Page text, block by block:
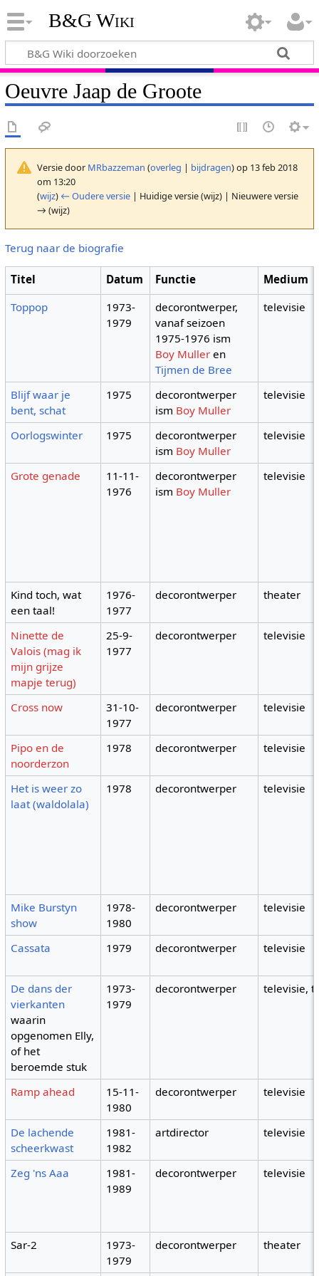
B&G Wiki
Oeuvre Jaap de Groote
Versie door MRbazzeman (overleg | bijdragen)op 13 feb 2018
om 13:20
(wijz) ← Oudere versie| Huidige versie (wijz) | Nieuwere versie
→ (wijz)
Terug naar de biografie
Titel Datum Functie
Medium
Toppop
1973-
1979
decorontwerper,
vanaf seizoen
1975-1976 ism
Boy Muller en
Tijmen de Bree
televisie
Blijf waar je
bent, schat
1975
decorontwerper
ism Boy Muller
televisie
Oorlogswinter 1975
decorontwerper
ism Boy Muller
televisie
Grote genade
11-11-
1976
decorontwerper
ism Boy Muller
televisie
Kind toch, wat
een taal!
1976-
1977
decorontwerper theater
Ninette de
Valois (mag ik
mijn grijze
mapje terug)
25-9-
1977
decorontwerper televisie
Cross now
31-10-
1977
decorontwerper televisie
Pipo en de
noorderzon
1978 decorontwerper televisie
Het is weer zo
laat (waldolala)
1978 decorontwerper televisie
Mike Burstyn
show
1978-
1980
decorontwerper televisie
Cassata 1979 decorontwerper televisie
De dans der
vierkanten
waarin
opgenomen Elly,
of het
beroemde stuk
1973-
1979
decorontwerper televisie,
Ramp ahead
15-11-
1980
decorontwerper televisie
De lachende
scheerkwast
1981-
1982
artdirector televisie
Zeg 'ns Aaa
1981-
1989
decorontwerper televisie
Sar-2
1973-
1979
decorontwerper theater